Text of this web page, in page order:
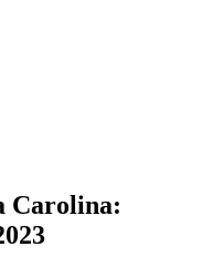
Carolina: